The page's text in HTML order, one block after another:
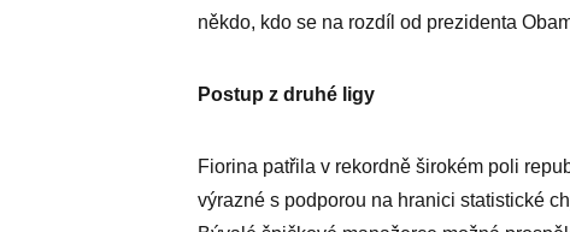
někdo, kdo se na rozdíl od prezidenta
Postup z druhé ligy
Fiorina patřila v rekordně širokém poli
výrazné s podporou na hranici statistické